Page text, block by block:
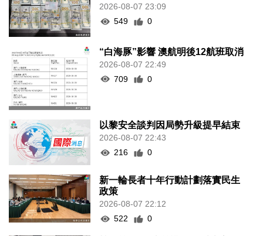
2026-08-07 23:09
549
0
“白海豚”影響 澳航明後12航班取消
2026-08-07 22:49
709
0
以黎安全談判因局勢升級提早結束
2026-08-07 22:43
216
0
新一輪長者十年行動計劃落實民生
政策
2026-08-07 22:12
522
0